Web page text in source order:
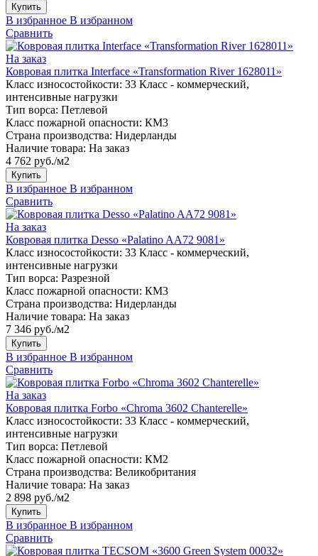
Купить
В избранное В избранном
Сравнить
На заказ
Ковровая плитка Interface «Transformation River 1628011»
Класс износостойкости: 33 Класс - коммерческий,
интенсивные нагрузки
Тип ворса: Петлевой
Класс пожарной опасности: КМ3
Страна производства: Нидерланды
Наличие товара: На заказ
4 762 руб./м2
Купить
В избранное В избранном
Сравнить
На заказ
Ковровая плитка Desso «Palatino AA72 9081»
Класс износостойкости: 33 Класс - коммерческий,
интенсивные нагрузки
Тип ворса: Разрезной
Класс пожарной опасности: КМ3
Страна производства: Нидерланды
Наличие товара: На заказ
7 346 руб./м2
Купить
В избранное В избранном
Сравнить
На заказ
Ковровая плитка Forbo «Chroma 3602 Сhanterelle»
Класс износостойкости: 33 Класс - коммерческий,
интенсивные нагрузки
Тип ворса: Петлевой
Класс пожарной опасности: КМ2
Страна производства: Великобритания
Наличие товара: На заказ
2 898 руб./м2
Купить
В избранное В избранном
Сравнить